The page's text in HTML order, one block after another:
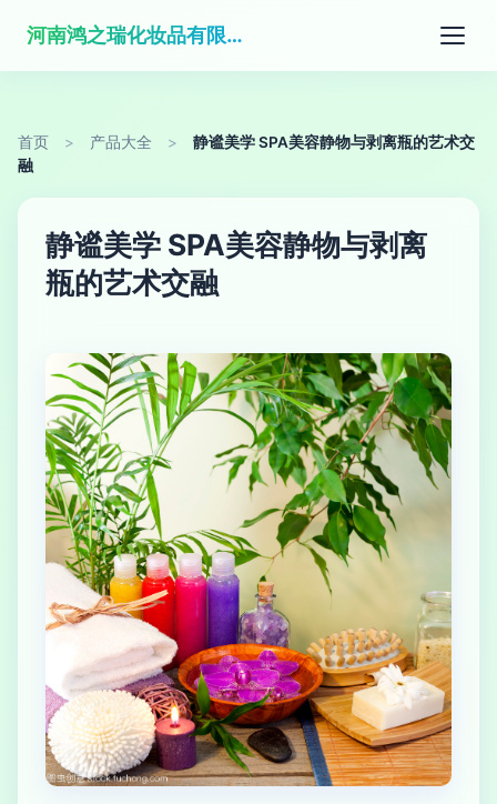
河南鸿之瑞化妆品有限公司
首页 > 产品大全 >
静谧美学 SPA美容静物与剥离瓶的艺术交
融
静谧美学 SPA美容静物与剥离
瓶的艺术交融